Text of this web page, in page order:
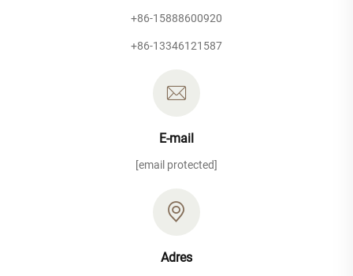
+86-15888600920
+86-13346121587
E-mail
[email protected]
Adres